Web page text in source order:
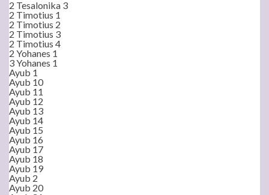
2 Tesalonika 3
2 Timotius 1
2 Timotius 2
2 Timotius 3
2 Timotius 4
2 Yohanes 1
3 Yohanes 1
Ayub 1
Ayub 10
Ayub 11
Ayub 12
Ayub 13
Ayub 14
Ayub 15
Ayub 16
Ayub 17
Ayub 18
Ayub 19
Ayub 2
Ayub 20